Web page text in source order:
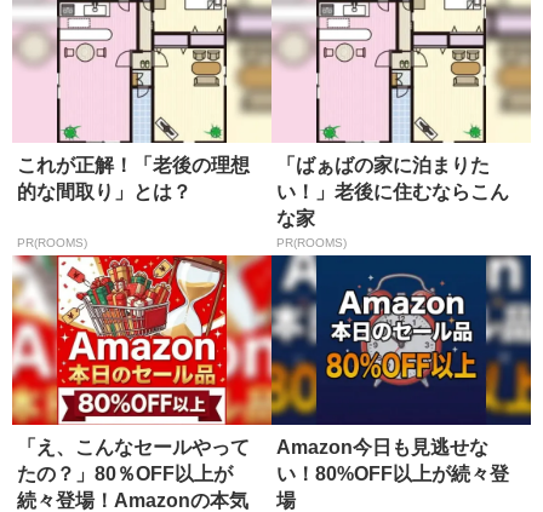
これが正解！「老後の理想
的な間取り」とは？
PR(ROOMS)
「ばぁばの家に泊まりた
い！」老後に住むならこん
な家
PR(ROOMS)
「え、こんなセールやって
たの？」80％OFF以上が
続々登場！Amazonの本気
Amazon今日も見逃せな
い！80%OFF以上が続々登
場